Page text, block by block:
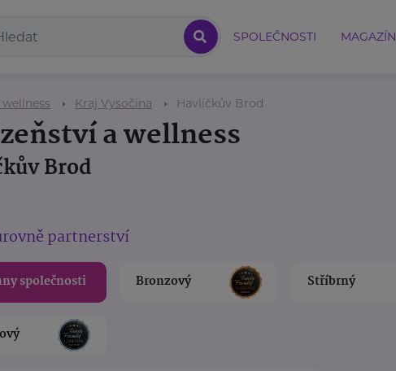
SPOLEČNOSTI MAGAZÍN
Kraj Vysočina Havlíčkův Brod
a wellness
Brod
partnerství
společnosti Bronzový Stříbrný